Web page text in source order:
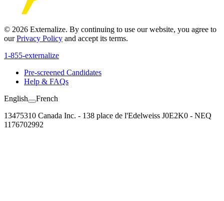
© 2026 Externalize. By continuing to use our website, you agree to
ourPrivacy Policy and accept its terms.
1-855-externalize
Pre-screened Candidates
Help & FAQs
English
French
13475310 Canada Inc. - 138 place de l'Edelweiss J0E2K0 - NEQ
1176702992